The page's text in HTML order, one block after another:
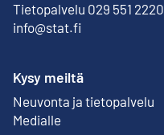
Tietopalvelu 029 551 2220
info@stat.fi
Kysy meiltä
Neuvonta ja tietopalvelu
Medialle